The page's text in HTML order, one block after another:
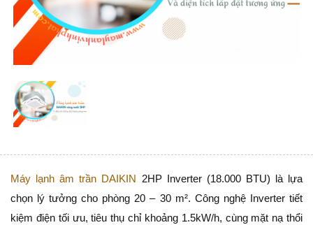
Vật liệu xây dựng
Đồ cũ
Đồ cũ
Mua bán xe
Máy lạnh âm trần DAIKIN
2HP Inverter (18.000 BTU) là lựa
chọn lý tưởng cho phòng 20 – 30 m². Công nghệ Inverter tiết
kiệm điện tối ưu, tiêu thụ chỉ khoảng 1.5kW/h, cùng mặt nạ thổi